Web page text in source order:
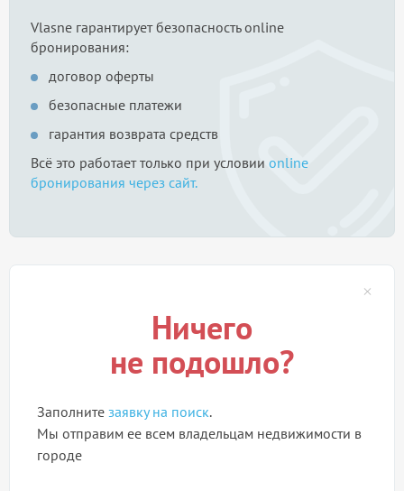
Vlasne гарантирует безопасность online
бронирования:
договор оферты
безопасные платежи
гарантия возврата средств
Всё это работает только при условии online
бронирования через сайт.
Ничего
не подошло?
Заполните заявку на поиск.
Мы отправим ее всем владельцам недвижимости в
городе